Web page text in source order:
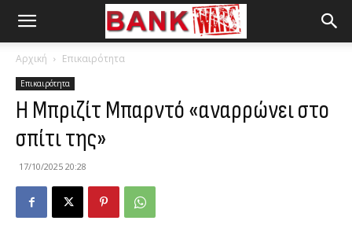
Αρχική Επικαιρότητα
Επικαιρότητα
Η Μπριζίτ Μπαρντό «αναρρώνει στο
σπίτι της»
17/10/2025 20:28